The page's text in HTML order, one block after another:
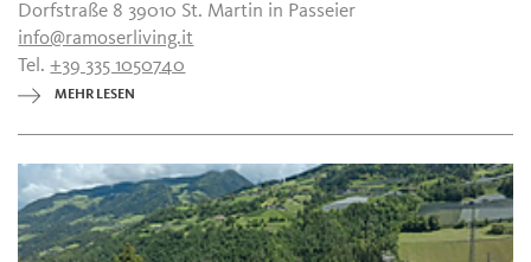
Dorfstraße 8 39010 St. Martin in Passeier
info@ramoserliving.it
Tel.+39 335 1050740
MEHR LESEN